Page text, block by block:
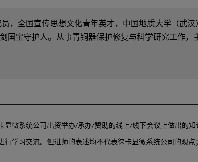
，全国宣传思想文化青年英才，中国地质大学（武
国宝守护人。从事青铜器保护修复与科学研究工作
微系统公司出资举办/承办/赞助的线上/线下会议上做出的知
学习交流。但进师的表述均不代表徕卡显微系统公司的观点